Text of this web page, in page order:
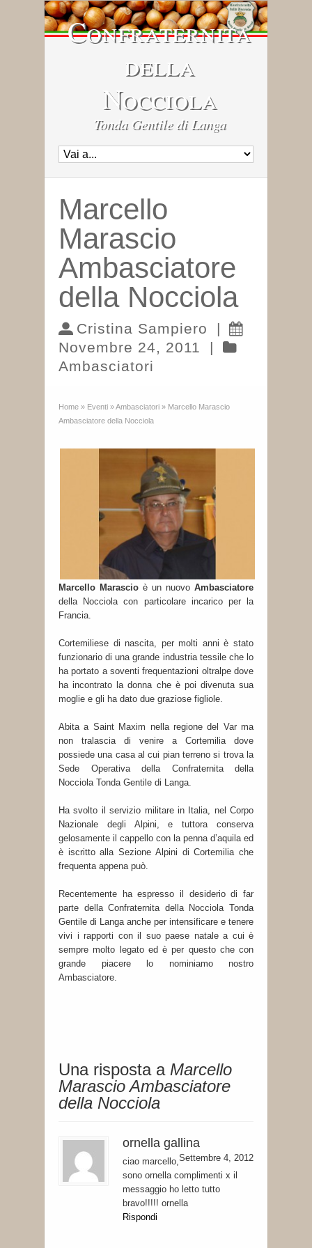
Confraternita
della
Nocciola
Tonda Gentile di Langa
Marcello
Marascio
Ambasciatore
della Nocciola
Cristina Sampiero
|
Novembre 24, 2011
|
Ambasciatori
Home » Eventi »Ambasciatori » Marcello Marascio
Ambasciatore della Nocciola
Marcello Marascio è un nuovo Ambasciatore
della Nocciola con particolare incarico per la
Francia.
Cortemiliese di nascita, per molti anni è stato
funzionario di una grande industria tessile che lo
ha portato a soventi frequentazioni oltralpe dove
ha incontrato la donna che è poi divenuta sua
moglie e gli ha dato due graziose figliole.
Abita a Saint Maxim nella regione del Var ma
non tralascia di venire a Cortemilia dove
possiede una casa al cui pian terreno si trova la
Sede Operativa della Confraternita della
Nocciola Tonda Gentile di Langa.
Ha svolto il servizio militare in Italia, nel Corpo
Nazionale degli Alpini, e tuttora conserva
gelosamente il cappello con la penna d’aquila ed
è iscritto alla Sezione Alpini di Cortemilia che
frequenta appena può.
Recentemente ha espresso il desiderio di far
parte della Confraternita della Nocciola Tonda
Gentile di Langa anche per intensificare e tenere
vivi i rapporti con il suo paese natale a cui è
sempre molto legato ed è per questo che con
grande piacere lo nominiamo nostro
Ambasciatore.
Una risposta a Marcello
Marascio Ambasciatore
della Nocciola
ornella gallina
Settembre 4, 2012
ciao marcello,
sono ornella complimenti x il
messaggio ho letto tutto
bravo!!!!! ornella
Rispondi